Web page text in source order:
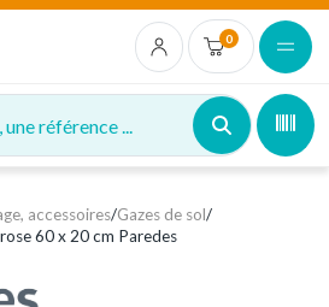
0
référence ...
accessoires/Gazes de sol/
60 x 20 cm Paredes